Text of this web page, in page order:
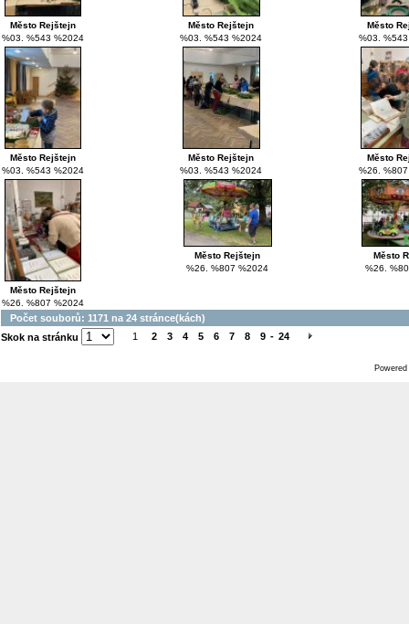
Město Rejštejn
%03. %543 %2024
Město Rejštejn
%03. %543 %2024
Město
%03.
Město Rejštejn
%03. %543 %2024
Město Rejštejn
%03. %543 %2024
Město
%26.
Město Rejštejn
%26. %807 %2024
Město Rejštejn
%26. %807 %2024
Město
%26.
Počet souborů: 1171 na 24 stránce(kách)
Skok na stránku
1 2 3 4 5 6 7 8 9 - 24